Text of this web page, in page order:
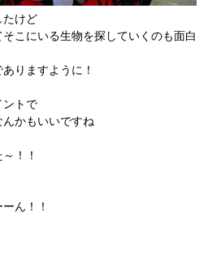
たけど
こにいる生物を探していくのも面白
りますように！
ントで
かもいいですね
！！
ん！！